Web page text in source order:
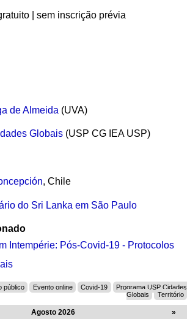
| sem inscrição prévia
de Almeida (UVA)
Globais(USP CG IEA USP)
, Chile
do Sri Lanka em São Paulo
Intempérie: Pós-Covid-19 - Protocolos
público Evento online Covid-19
Programa USP Cidades
Globais
Território
Agosto 2026 »